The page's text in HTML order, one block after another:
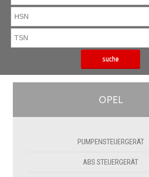
suche
OPEL
PUMPENSTEUERGERÄT
ABS STEUERGERÄT